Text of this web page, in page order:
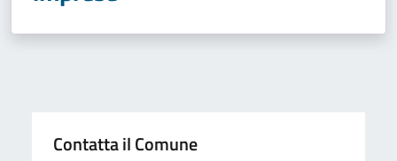
Contatta il Comune